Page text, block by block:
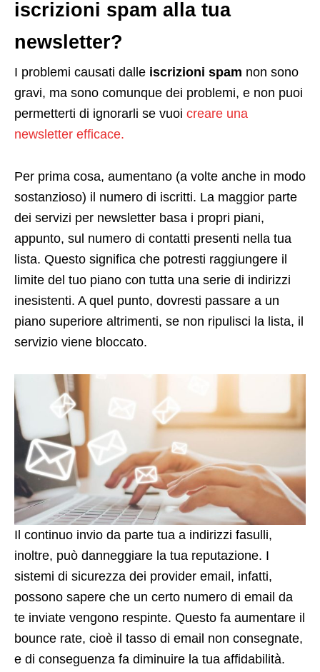
iscrizioni spam alla tua
newsletter?
I problemi causati dalle iscrizioni spam non sono
gravi, ma sono comunque dei problemi, e non puoi
permetterti di ignorarli se vuoi creare una
newsletter efficace.
Per prima cosa, aumentano (a volte anche in modo
sostanzioso) il numero di iscritti. La maggior parte
dei servizi per newsletter basa i propri piani,
appunto, sul numero di contatti presenti nella tua
lista. Questo significa che potresti raggiungere il
limite del tuo piano con tutta una serie di indirizzi
inesistenti. A quel punto, dovresti passare a un
piano superiore altrimenti, se non ripulisci la lista, il
servizio viene bloccato.
Il continuo invio da parte tua a indirizzi fasulli,
inoltre, può danneggiare la tua reputazione. I
sistemi di sicurezza dei provider email, infatti,
possono sapere che un certo numero di email da
te inviate vengono respinte. Questo fa aumentare il
bounce rate, cioè il tasso di email non consegnate,
e di conseguenza fa diminuire la tua affidabilità.